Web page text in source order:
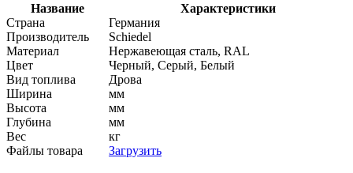
Название
Характеристики
Страна
Германия
Производитель
Schiedel
Материал
Нержавеющая сталь, RAL
Цвет
Черный, Серый, Белый
Вид топлива
Дрова
Ширина
мм
Высота
мм
Глубина
мм
Вес
кг
Файлы товара
Загрузить